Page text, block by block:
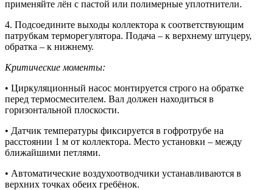
применяйте лён с пастой или полимерные уплотнители.
4. Подсоедините выходы коллектора к соответствующим
патрубкам терморегулятора. Подача – к верхнему штуцеру,
обратка – к нижнему.
Критические моменты:
• Циркуляционный насос монтируется строго на обратке
перед термосмесителем. Вал должен находиться в
горизонтальной плоскости.
• Датчик температуры фиксируется в гофротрубе на
расстоянии 1 м от коллектора. Место установки – между
ближайшими петлями.
• Автоматические воздухоотводчики устанавливаются в
верхних точках обеих гребёнок.